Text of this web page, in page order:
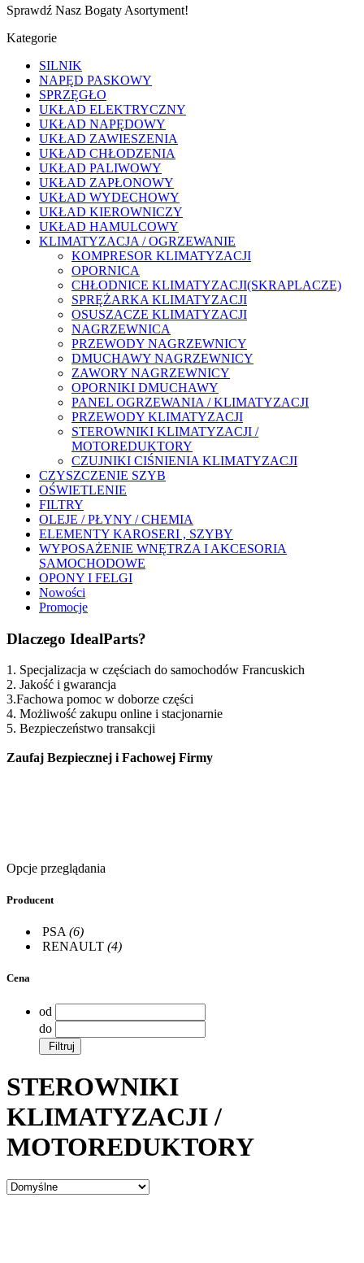
Sprawdź Nasz Bogaty Asortyment!
Kategorie
SILNIK
NAPĘD PASKOWY
SPRZĘGŁO
UKŁAD ELEKTRYCZNY
UKŁAD NAPĘDOWY
UKŁAD ZAWIESZENIA
UKŁAD CHŁODZENIA
UKŁAD PALIWOWY
UKŁAD ZAPŁONOWY
UKŁAD WYDECHOWY
UKŁAD KIEROWNICZY
UKŁAD HAMULCOWY
KLIMATYZACJA / OGRZEWANIE
KOMPRESOR KLIMATYZACJI
OPORNICA
CHŁODNICE KLIMATYZACJI(SKRAPLACZE)
SPRĘŻARKA KLIMATYZACJI
OSUSZACZE KLIMATYZACJI
NAGRZEWNICA
PRZEWODY NAGRZEWNICY
DMUCHAWY NAGRZEWNICY
ZAWORY NAGRZEWNICY
OPORNIKI DMUCHAWY
PANEL OGRZEWANIA / KLIMATYZACJI
PRZEWODY KLIMATYZACJI
STEROWNIKI KLIMATYZACJI /
MOTOREDUKTORY
CZUJNIKI CIŚNIENIA KLIMATYZACJI
CZYSZCZENIE SZYB
OŚWIETLENIE
FILTRY
OLEJE / PŁYNY / CHEMIA
ELEMENTY KAROSERI , SZYBY
WYPOSAŻENIE WNĘTRZA I AKCESORIA
SAMOCHODOWE
OPONY I FELGI
Nowości
Promocje
Dlaczego IdealParts?
1. Specjalizacja w częściach do samochodów Francuskich
2. Jakość i gwarancja
3.Fachowa pomoc w doborze części
4. Możliwość zakupu online i stacjonarnie
5. Bezpieczeństwo transakcji
Zaufaj Bezpiecznej i Fachowej Firmy
Opcje przeglądania
Producent
PSA (6)
RENAULT (4)
Cena
od
do
Filtruj
STEROWNIKI
KLIMATYZACJI /
MOTOREDUKTORY